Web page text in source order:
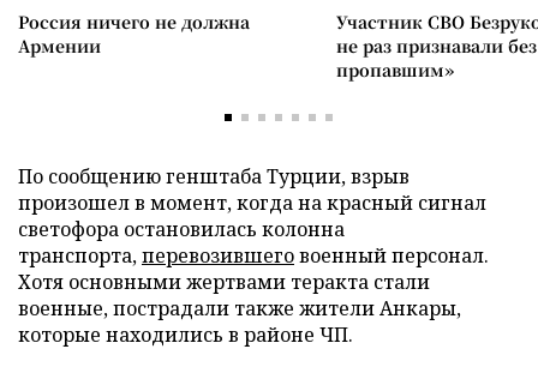
Россия ничего не должна
Армении
Участник СВО
не раз признавали
пропавшим»
По сообщению генштаба Турции, взрыв
произошел в момент, когда на красный сигнал
светофора остановилась колонна
транспорта,перевозившеговоенный персонал.
Хотя основными жертвами теракта стали
военные, пострадали также жители Анкары,
которые находились в районе ЧП.